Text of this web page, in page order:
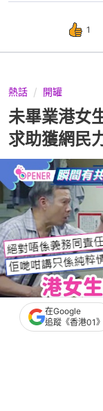
1
熱話 開罐
未畢業港女
求助獲網民
在Google
追蹤《香港01》